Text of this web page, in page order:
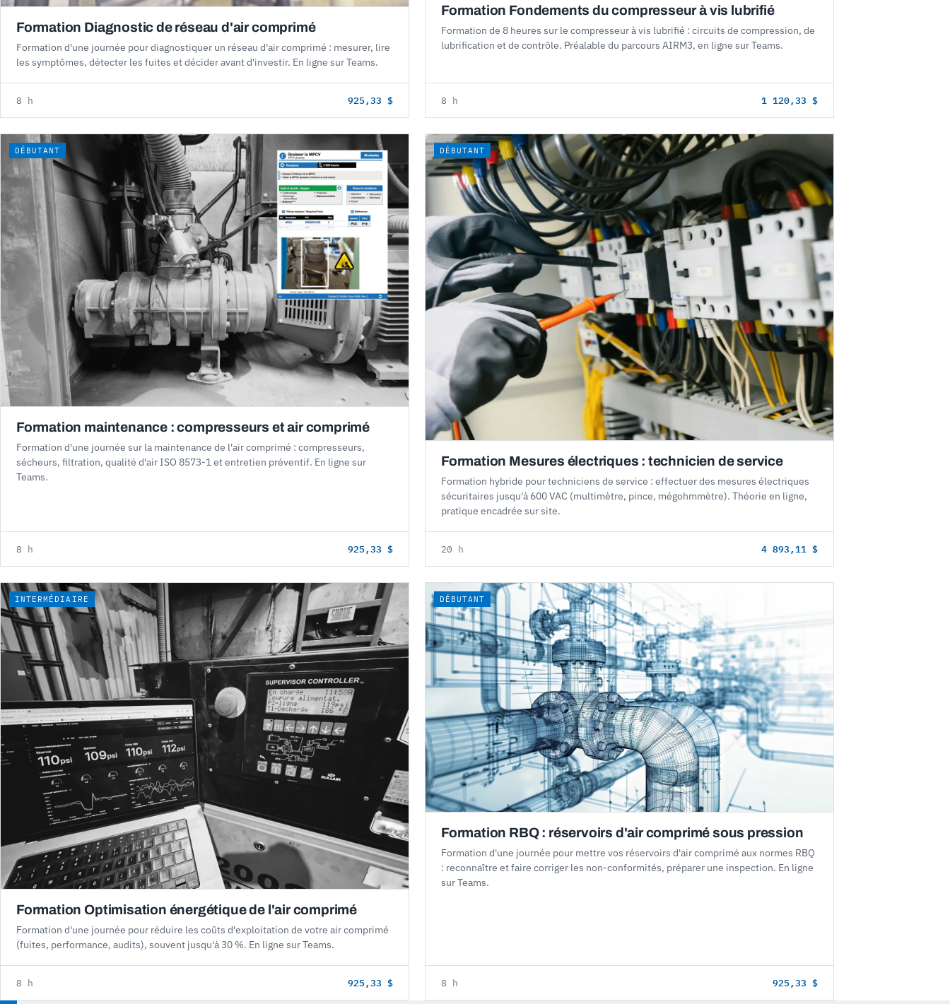
Formation Diagnostic de réseau d'air comprimé
Formation d'une journée pour diagnostiquer un réseau d'air comprimé : mesurer, lire
les symptômes, détecter les fuites et décider avant d'investir. En ligne sur Teams.
8 h 925,33 $
Formation Fondements du compresseur à vis lubrifié
Formation de 8 heures sur le compresseur à vis lubrifié : circuits de compression, de
lubrification et de contrôle. Préalable du parcours AIRM3, en ligne sur Teams.
8 h 1 120,33 $
DÉBUTANT
Formation maintenance : compresseurs et air comprimé
Formation d'une journée sur la maintenance de l'air comprimé : compresseurs,
sécheurs, filtration, qualité d'air ISO 8573-1 et entretien préventif. En ligne sur
Teams.
8 h 925,33 $
DÉBUTANT
Formation Mesures électriques : technicien de service
Formation hybride pour techniciens de service : effectuer des mesures électriques
sécuritaires jusqu'à 600 VAC (multimètre, pince, mégohmmètre). Théorie en ligne,
pratique encadrée sur site.
20 h 4 893,11 $
INTERMÉDIAIRE
Formation Optimisation énergétique de l'air comprimé
Formation d'une journée pour réduire les coûts d'exploitation de votre air comprimé
(fuites, performance, audits), souvent jusqu'à 30 %. En ligne sur Teams.
8 h 925,33 $
DÉBUTANT
Formation RBQ : réservoirs d'air comprimé sous pression
Formation d'une journée pour mettre vos réservoirs d'air comprimé aux normes RBQ
: reconnaître et faire corriger les non-conformités, préparer une inspection. En ligne
sur Teams.
8 h 925,33 $